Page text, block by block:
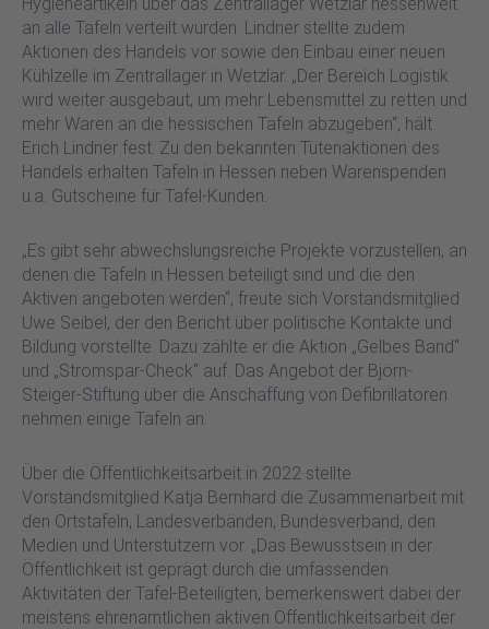
an alle Tafeln verteilt wurden. Lindner stellte zudem
Aktionen des Handels vor sowie den Einbau einer neuen
Kühlzelle im Zentrallager in Wetzlar. „Der Bereich Logistik
wird weiter ausgebaut, um mehr Lebensmittel zu retten und
mehr Waren an die hessischen Tafeln abzugeben“, hält
Erich Lindner fest. Zu den bekannten Tütenaktionen des
Handels erhalten Tafeln in Hessen neben Warenspenden
u.a. Gutscheine für Tafel-Kunden.
„Es gibt sehr abwechslungsreiche Projekte vorzustellen, an
denen die Tafeln in Hessen beteiligt sind und die den
Aktiven angeboten werden“, freute sich Vorstandsmitglied
Uwe Seibel, der den Bericht über politische Kontakte und
Bildung vorstellte. Dazu zählte er die Aktion „Gelbes Band“
und „Stromspar-Check“ auf. Das Angebot der Björn-
Steiger-Stiftung über die Anschaffung von Defibrillatoren
nehmen einige Tafeln an.
Über die Öffentlichkeitsarbeit in 2022 stellte
Vorstandsmitglied Katja Bernhard die Zusammenarbeit mit
den Ortstafeln, Landesverbänden, Bundesverband, den
Medien und Unterstützern vor. „Das Bewusstsein in der
Öffentlichkeit ist geprägt durch die umfassenden
Aktivitäten der Tafel-Beteiligten, bemerkenswert dabei der
meistens ehrenamtlichen aktiven Öffentlichkeitsarbeit der